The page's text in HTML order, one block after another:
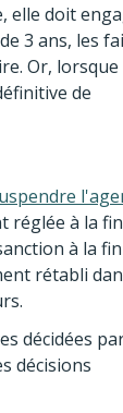
elle doit
3 ans, les
Or, lorsque
de
réglée à la
à la
rétabli
décidées
décisions